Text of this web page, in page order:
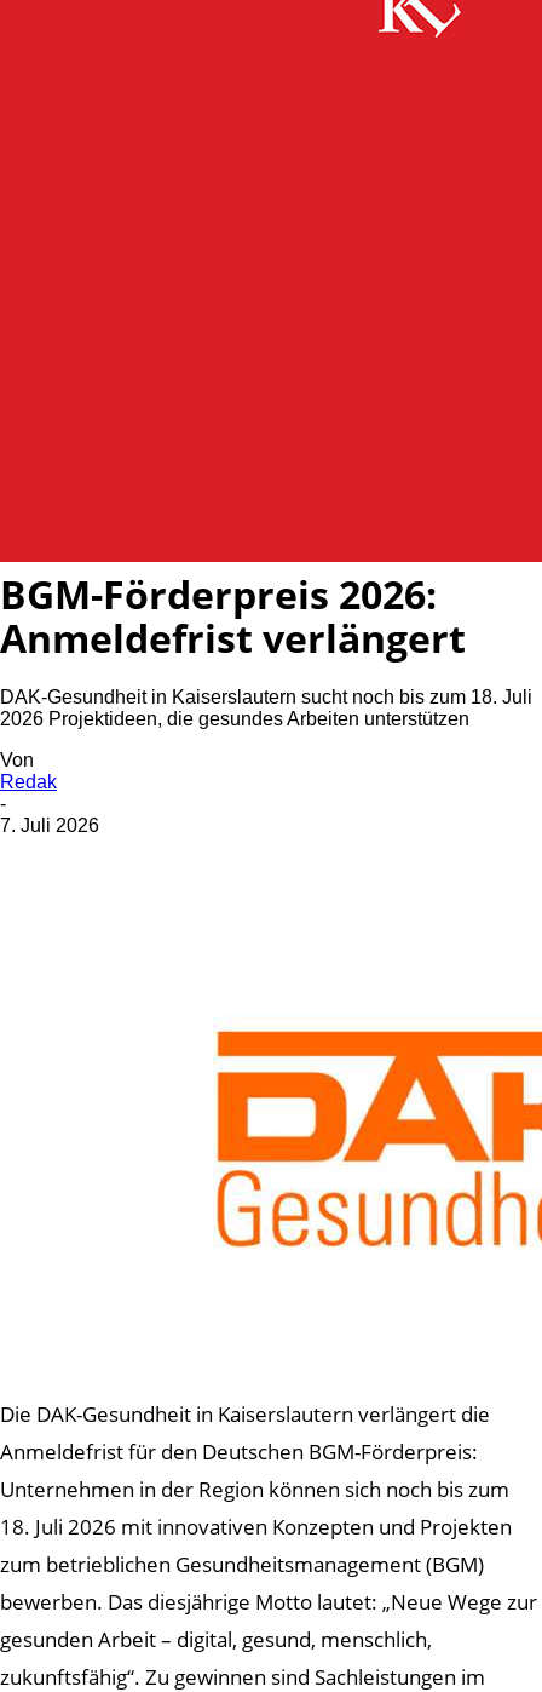
BGM-Förderpreis 2026:
Anmeldefrist verlängert
DAK-Gesundheit in Kaiserslautern sucht noch bis zum 18. Juli
2026 Projektideen, die gesundes Arbeiten unterstützen
Von
Redak
-
7. Juli 2026
Die DAK-Gesundheit in Kaiserslautern verlängert die
Anmeldefrist für den Deutschen BGM-Förderpreis:
Unternehmen in der Region können sich noch bis zum
18. Juli 2026 mit innovativen Konzepten und Projekten
zum betrieblichen Gesundheitsmanagement (BGM)
bewerben. Das diesjährige Motto lautet: „Neue Wege zur
gesunden Arbeit – digital, gesund, menschlich,
zukunftsfähig“. Zu gewinnen sind Sachleistungen im